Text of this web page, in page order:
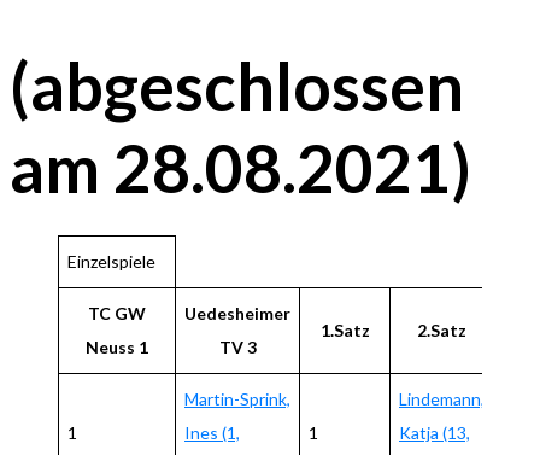
(abgeschlossen
am 28.08.2021)
Einzelspiele
TC GW
Neuss 1
Uedesheimer
TV 3
1.Satz 2.Satz
1
Martin-Sprink,
Ines (1,
1
Lindemann,
Katja (13,